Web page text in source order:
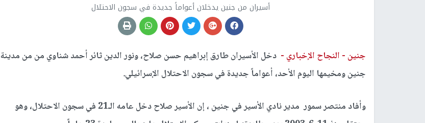
أسيران من جنين يدخلان أعواماً جديدة في سجون الاحتلال
جنين - النجاح الإخباري - دخل الأسيران طارق إبراهيم حسن صلاح، ونور الدين ثائر أحمد شناوي من من مدينة
جنين ومخيمها اليوم الأحد، أعواماً جديدة في سجون الاحتلال الإسرائيلي.
وأفاد منتصر سمور مدير نادي الأسير في جنين ، إن الأسير صلاح دخل عامه الـ21 في سجون الاحتلال، وهو